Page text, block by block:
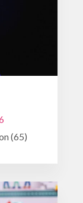
(65)